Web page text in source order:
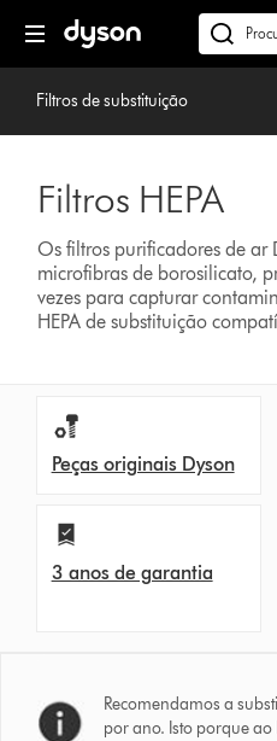
seguinte
Pesquisar
em
Filtros de substituição
Filtros HEPA
Os filtros purificadores de ar
microfibras de borosilicato,
vezes para capturar
HEPA de substituição
Peças originais Dyson
3 anos de garantia
Recomendamos a
por ano. Isto porque